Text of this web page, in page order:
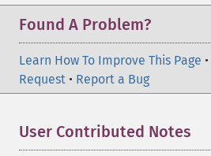
Found A Problem?
Learn How To Improve This Page •
Request • Report a Bug
User Contributed Notes